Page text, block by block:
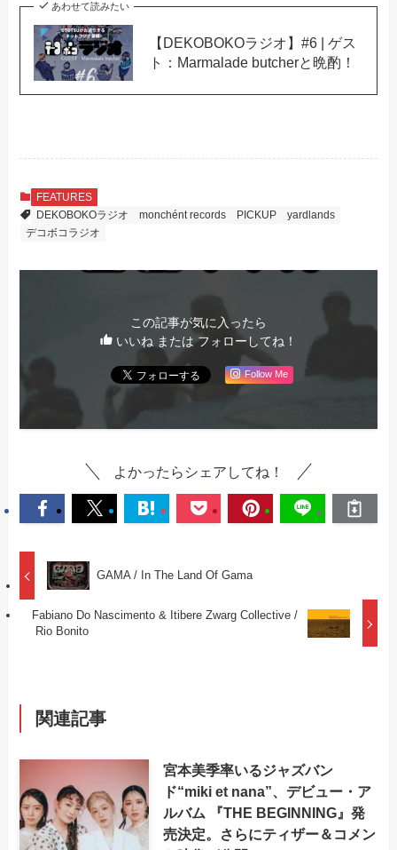
あわせて読みたい
【DEKOBOKOラジオ】#6 | ゲス
ト：Marmalade butcherと晩酌！
FEATURES
DEKOBOKOラジオ
monchént records PICKUP
yardlands
デコボコラジオ
この記事が気に入ったら
いいね または フォローしてね！
Follow Me
よかったらシェアしてね！
GAMA / In The Land Of Gama
Fabiano Do Nascimento & Itibere Zwarg Collective /
Rio Bonito
関連記事
宮本美季率いるジャズバン
ド“miki et nana”、デビュー・ア
ルバム 『THE BEGINNING』発
売決定。さらにティザー＆コメン